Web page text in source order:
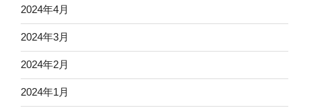
2024年4月
2024年3月
2024年2月
2024年1月